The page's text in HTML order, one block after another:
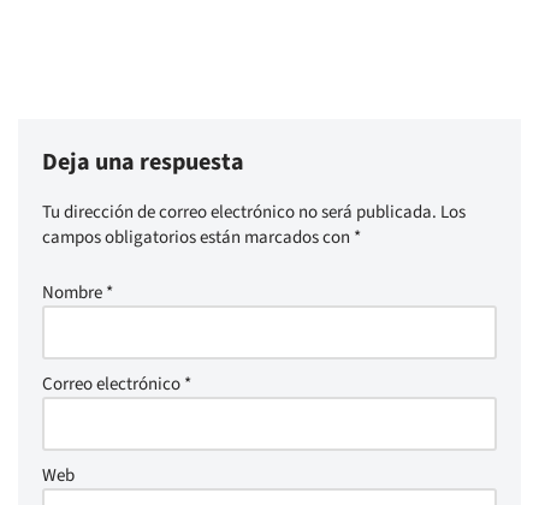
Deja una respuesta
Tu dirección de correo electrónico no será publicada. Los
campos obligatorios están marcados con *
Nombre*
Correo electrónico*
Web